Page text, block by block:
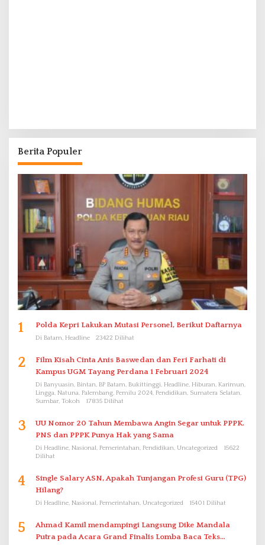
Berita Populer
1 Polda Kepri Lakukan Mutasi Personel, Berikut Daftarnya
Di Batam, Headline 23422 Dilihat
2
Film Kisah Cinta Anis Baswedan dan Feri Farhati di
Kampus UGM Tayang Perdana 1 Februari 2024
Di Banyuasin, Bintan, BP Batam, Bukittinggi, Headline, Hiburan, Karimun,
Lingga, Natuna, Palembang, Pemilu 2024, Pendidikan, Sumatera Selatan,
Sumbar, Tokoh
17835 Dilihat
3
UU Nomor 20 Tahun Membawa Angin Segar untuk PPPK.
PNS dan PPPK Punya Hak yang Sama
Di Headline, Nasional, Pemerintahan, Pendidikan, Uncategorized
15622
Dilihat
4
Single Salary ASN, Apakah Tunjangan Profesi Guru (TPG)
Hilang?
Di Headline, Nasional, Pemerintahan, Uncategorized 15401 Dilihat
5
Ahmad Kamil mendampingi Langsung Dike Mandala
Putra pada Acara Grand Finalis Lomba Baca Teks